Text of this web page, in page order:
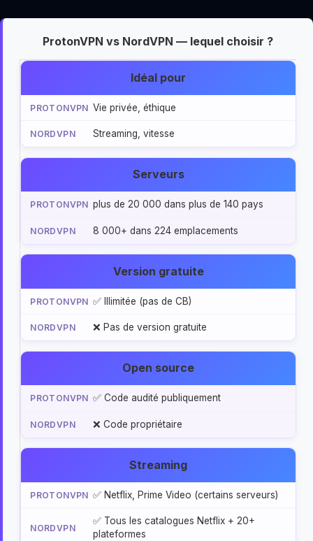
ProtonVPN vs NordVPN — lequel choisir ?
Idéal pour
Vie privée, éthique
Streaming, vitesse
Serveurs
plus de 20 000 dans plus de 140 pays
8 000+ dans 224 emplacements
Version gratuite
✅ Illimitée (pas de CB)
❌ Pas de version gratuite
Open source
✅ Code audité publiquement
❌ Code propriétaire
Streaming
✅ Netflix, Prime Video (certains serveurs)
✅ Tous les catalogues Netflix + 20+
plateformes